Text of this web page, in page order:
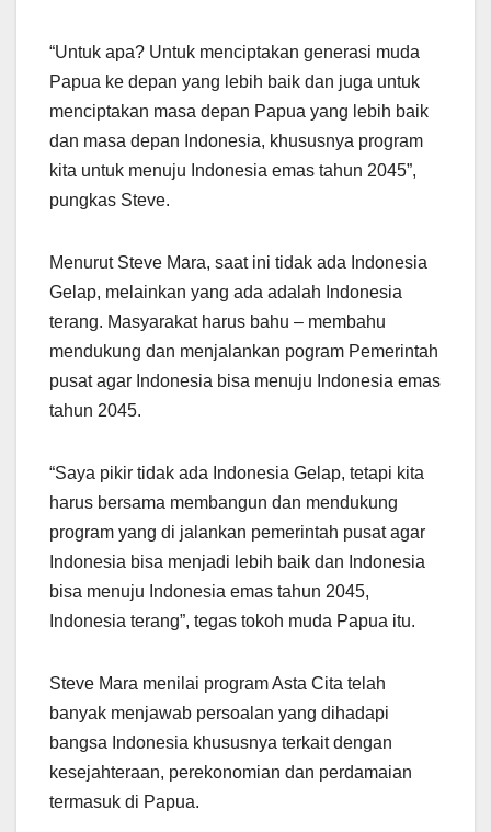
“Untuk apa? Untuk menciptakan generasi muda
Papua ke depan yang lebih baik dan juga untuk
menciptakan masa depan Papua yang lebih baik
dan masa depan Indonesia, khususnya program
kita untuk menuju Indonesia emas tahun 2045”,
pungkas Steve.
Menurut Steve Mara, saat ini tidak ada Indonesia
Gelap, melainkan yang ada adalah Indonesia
terang. Masyarakat harus bahu – membahu
mendukung dan menjalankan pogram Pemerintah
pusat agar Indonesia bisa menuju Indonesia emas
tahun 2045.
“Saya pikir tidak ada Indonesia Gelap, tetapi kita
harus bersama membangun dan mendukung
program yang di jalankan pemerintah pusat agar
Indonesia bisa menjadi lebih baik dan Indonesia
bisa menuju Indonesia emas tahun 2045,
Indonesia terang”, tegas tokoh muda Papua itu.
Steve Mara menilai program Asta Cita telah
banyak menjawab persoalan yang dihadapi
bangsa Indonesia khususnya terkait dengan
kesejahteraan, perekonomian dan perdamaian
termasuk di Papua.